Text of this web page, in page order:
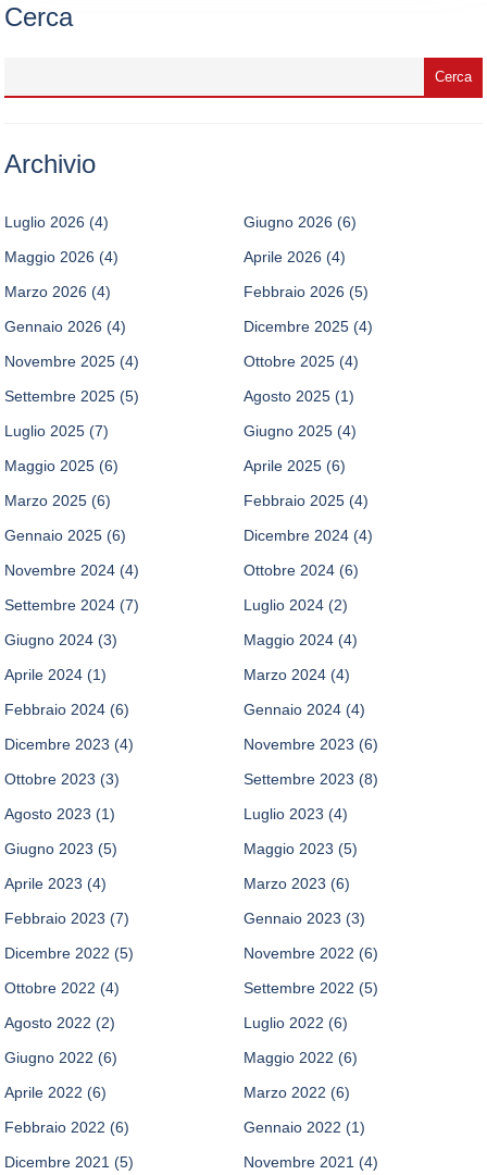
Cerca
Archivio
Luglio 2026 (4) Giugno 2026 (6)
Maggio 2026 (4) Aprile 2026 (4)
Marzo 2026 (4) Febbraio 2026 (5)
Gennaio 2026 (4) Dicembre 2025 (4)
Novembre 2025 (4) Ottobre 2025 (4)
Settembre 2025 (5) Agosto 2025 (1)
Luglio 2025 (7) Giugno 2025 (4)
Maggio 2025 (6) Aprile 2025 (6)
Marzo 2025 (6) Febbraio 2025 (4)
Gennaio 2025 (6) Dicembre 2024 (4)
Novembre 2024 (4) Ottobre 2024 (6)
Settembre 2024 (7) Luglio 2024 (2)
Giugno 2024 (3) Maggio 2024 (4)
Aprile 2024 (1) Marzo 2024 (4)
Febbraio 2024 (6) Gennaio 2024 (4)
Dicembre 2023 (4) Novembre 2023 (6)
Ottobre 2023 (3) Settembre 2023 (8)
Agosto 2023 (1) Luglio 2023 (4)
Giugno 2023 (5) Maggio 2023 (5)
Aprile 2023 (4) Marzo 2023 (6)
Febbraio 2023 (7) Gennaio 2023 (3)
Dicembre 2022 (5) Novembre 2022 (6)
Ottobre 2022 (4) Settembre 2022 (5)
Agosto 2022 (2) Luglio 2022 (6)
Giugno 2022 (6) Maggio 2022 (6)
Aprile 2022 (6) Marzo 2022 (6)
Febbraio 2022 (6) Gennaio 2022 (1)
Dicembre 2021 (5) Novembre 2021 (4)